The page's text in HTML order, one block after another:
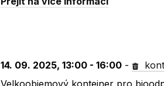
14. 09. 2025, 13:00 - 16:00 -
Velkoobjemový kontejner pro